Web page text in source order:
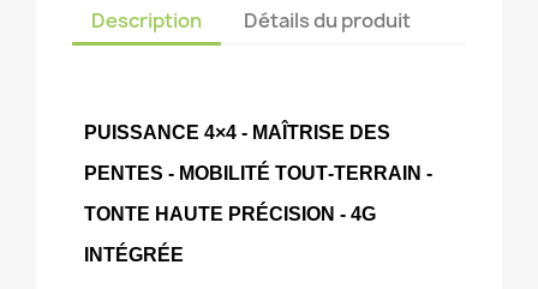
Description Détails du produit
PUISSANCE 4×4 - MAÎTRISE DES
PENTES - MOBILITÉ TOUT‑TERRAIN -
TONTE HAUTE PRÉCISION - 4G
INTÉGRÉE